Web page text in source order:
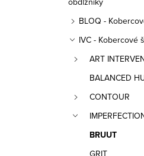
BLOQ -
IVC - Kobercové
ART
BALANCED
CONTOUR
BRUUT
GRIT